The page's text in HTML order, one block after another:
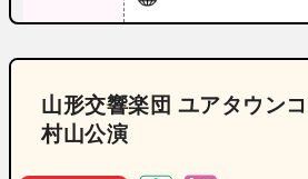
山形交響楽団 ユアタウン
村山公演